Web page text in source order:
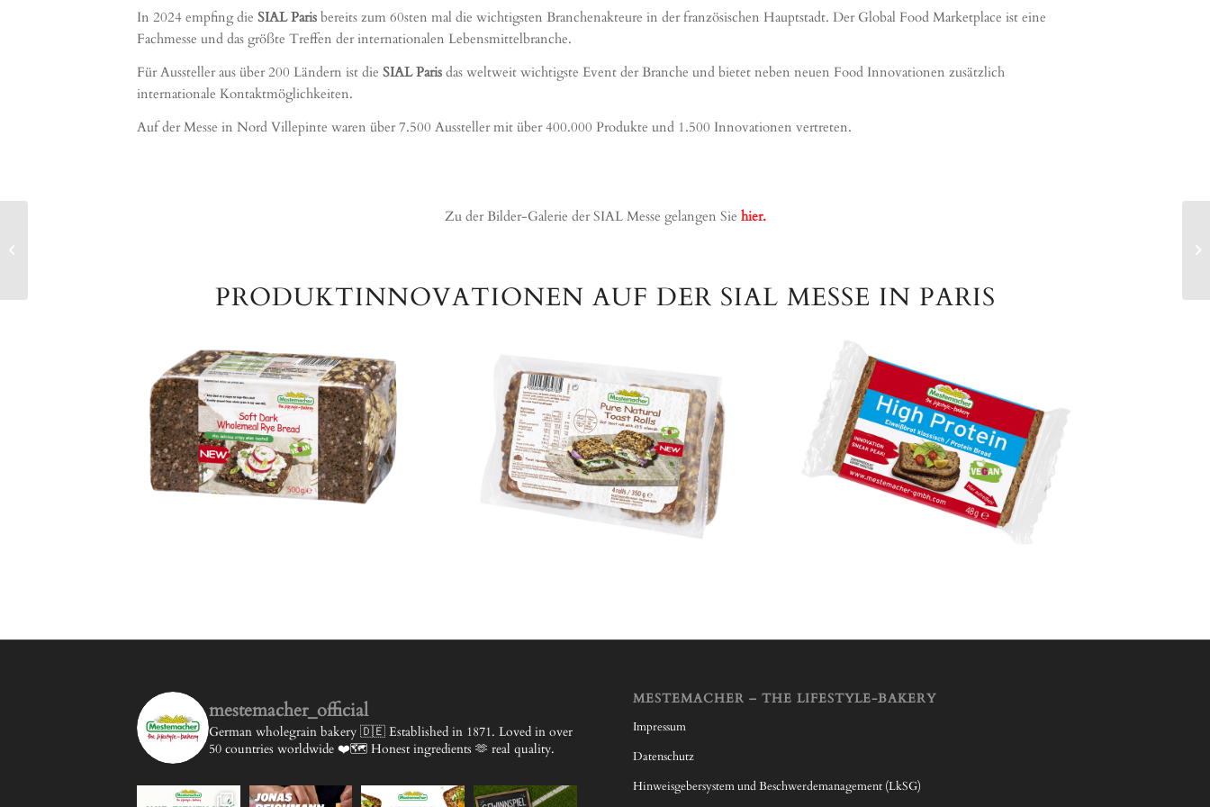
In 2024 empfing die SIAL Paris bereits zum 60sten mal die wichtigsten Branchenakteure in der französischen Hauptstadt. Der Global Food Marketplace ist eine
Fachmesse und das größte Treffen der internationalen Lebensmittelbranche.
Für Aussteller aus über 200 Ländern ist die SIAL Paris das weltweit wichtigste Event der Branche und bietet neben neuen Food Innovationen zusätzlich
internationale Kontaktmöglichkeiten.
Auf der Messe in Nord Villepinte waren über 7.500 Aussteller mit über 400.000 Produkte und 1.500 Innovationen vertreten.
Zu der Bilder-Galerie der SIAL Messe gelangen Sie hier.
PRODUKTINNOVATIONEN AUF DER SIAL MESSE IN PARIS
mestemacher_official
German wholegrain bakery 🇩🇪 Established in 1871. Loved in over
50 countries worldwide ❤️🗺️ Honest ingredients 🫶 real quality.
MESTEMACHER – THE LIFESTYLE-BAKERY
Impressum
Datenschutz
Hinweisgebersystem und Beschwerdemanagement (LkSG)